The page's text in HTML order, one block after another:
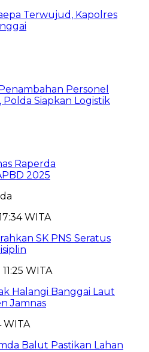
Terwujud, Kapolres
Personel
Siapkan Logistik
Raperda
2025
WITA
SK PNS Seratus
WITA
Halangi Banggai Laut
Jamnas
WITA
Balut Pastikan Lahan